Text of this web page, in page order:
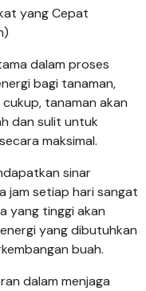
yang Cepat
dalam proses
bagi tanaman,
tanaman akan
dan sulit untuk
maksimal.
sinar
jam setiap hari sangat
yang tinggi akan
yang dibutuhkan
buah.
dalam menjaga